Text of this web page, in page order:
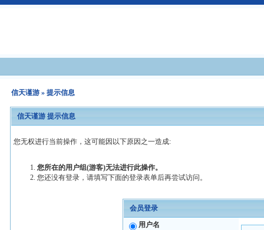
信天谨游 » 提示信息
信天谨游 提示信息
您无权进行当前操作，这可能因以下原因之一造成:
您所在的用户组(游客)无法进行此操作。
您还没有登录，请填写下面的登录表单后再尝试访问。
会员登录
用户名